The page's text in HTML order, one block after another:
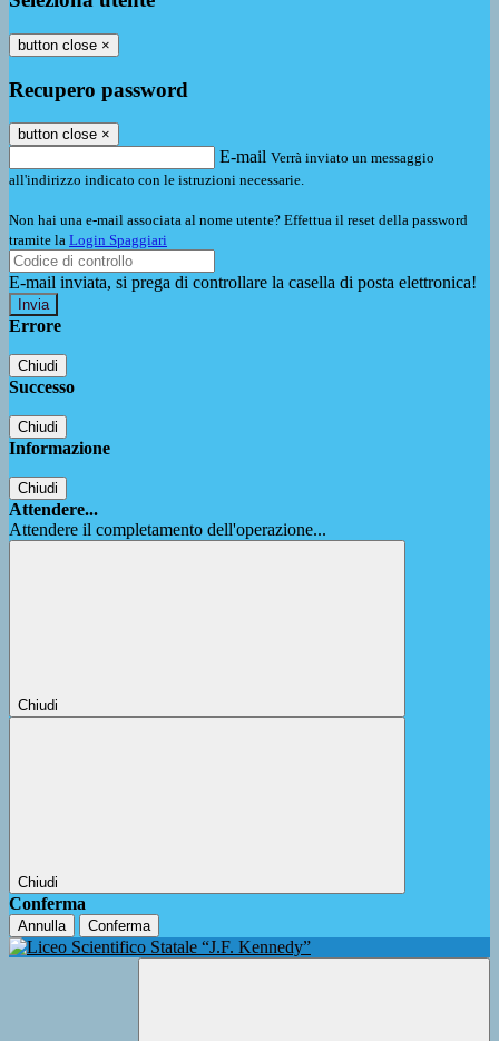
button close ×
Recupero password
button close ×
E-mail Verrà inviato un messaggio
all'indirizzo indicato con le istruzioni necessarie.
Non hai una e-mail associata al nome utente? Effettua il reset della password
tramite la Login Spaggiari
E-mail inviata, si prega di controllare la casella di posta elettronica!
Errore
Chiudi
Successo
Chiudi
Informazione
Chiudi
Attendere...
Attendere il completamento dell'operazione...
Chiudi
Chiudi
Conferma
Annulla Conferma